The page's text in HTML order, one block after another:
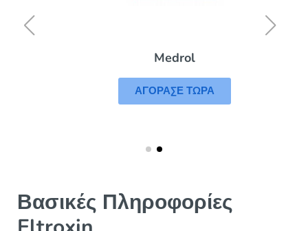
Medrol
ΑΓΟΡΑΣΕ ΤΩΡΑ
Βασικές Πληροφορίες